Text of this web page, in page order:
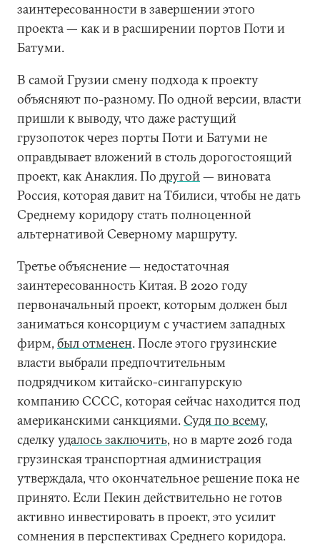
заинтересованности в завершении этого
проекта — как и в расширении портов Поти и
Батуми.
В самой Грузии смену подхода к проекту
объясняют по-разному. По одной версии, власти
пришли к выводу, что даже растущий
грузопоток через порты Поти и Батуми не
оправдывает вложений в столь дорогостоящий
проект, как Анаклия. По другой— виновата
Россия, которая давит на Тбилиси, чтобы не дать
Среднему коридору стать полноценной
альтернативой Северному маршруту.
Третье объяснение — недостаточная
заинтересованность Китая. В 2020 году
первоначальный проект, которым должен был
заниматься консорциум с участием западных
фирм, был отменен. После этого грузинские
власти выбрали предпочтительным
подрядчиком китайско-сингапурскую
компанию СССС, которая сейчас находится под
американскими санкциями.Судя по всему,
сделкуудалось заключить, но в марте 2026 года
грузинская транспортная администрация
утверждала, что окончательное решение пока не
принято. Если Пекин действительно не готов
активно инвестировать в проект, это усилит
сомнения в перспективах Среднего коридора.